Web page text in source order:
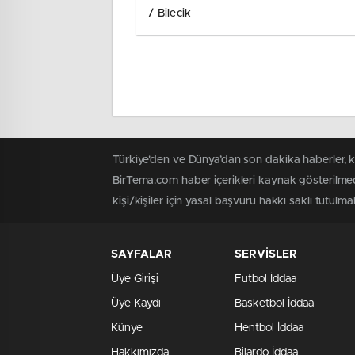
/ Bilecik
Türkiye'den ve Dünya’dan son dakika
BirTema.com haber içerikleri kaynak
kişi/kişiler için yasal başvuru hakkı saklı
SAYFALAR
Üye Girişi
Üye Kaydı
Künye
Hakkımızda
SERVİSLER
Futbol İddaa
Basketbol İddaa
Hentbol İddaa
Bilardo İddaa